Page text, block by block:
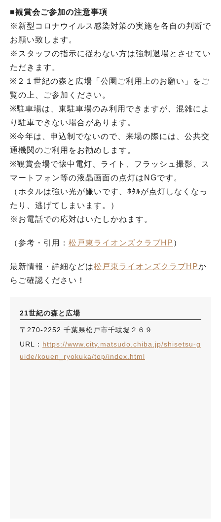
■観賞会ご参加の注意事項
※新型コロナウイルス感染対策の実施を各自の判断で
お願い致します。
※スタッフの指示に従わない方は強制退場とさせてい
ただきます。
※２１世紀の森と広場「公園ご利用上のお願い」をご
覧の上、ご参加ください。
※駐車場は、東駐車場のみ利用できますが、混雑によ
り駐車できない場合があります。
※今年は、申込制でないので、来場の際には、公共交
通機関のご利用をお勧めします。
※観賞会場で懐中電灯、ライト、フラッシュ撮影、ス
マートフォン等の液晶画面の点灯はNGです。
（ホタルは強い光が嫌いです、ﾎﾀﾙが点灯しなくなっ
たり、逃げてしまいます。）
※お電話での応対はいたしかねます。
（参考・引用： 松戸東ライオンズクラブHP ）
最新情報・詳細などは松戸東ライオンズクラブHPか
らご確認ください！
21世紀の森と広場
〒270-2252 千葉県松戸市千駄堀２６９
URL： https://www.city.matsudo.chiba.jp/shisetsu-g
uide/kouen_ryokuka/top/index.html